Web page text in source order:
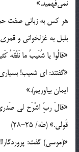
نمى‌فهميد.»
هر كس به زبانى صفت
بلبل به غزلخوانى و قمرى
«قالُوا يا شُعَيبُ ما نَفْقَهُ
«گفتند: اى شعيب!
ايمان بياوريم).»
«قالَ ربِّ اشْرَح لى
قَولى.» (طه/ 25-28)
«(موسى) گفت: